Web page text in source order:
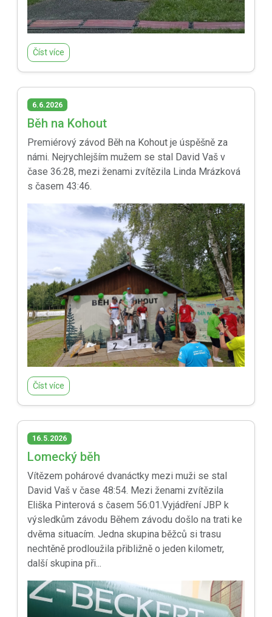
Číst více
6.6.2026
Běh na Kohout
Premiérový závod Běh na Kohout je úspěšně za
námi. Nejrychlejším mužem se stal David Vaš v
čase 36:28, mezi ženami zvítězila Linda Mrázková
s časem 43:46.
Číst více
16.5.2026
Lomecký běh
Vítězem pohárové dvanáctky mezi muži se stal
David Vaš v čase 48:54. Mezi ženami zvítězila
Eliška Pinterová s časem 56:01.Vyjádření JBP k
výsledkům závodu Během závodu došlo na trati ke
dvěma situacím. Jedna skupina běžců si trasu
nechtěně prodloužila přibližně o jeden kilometr,
další skupina při...